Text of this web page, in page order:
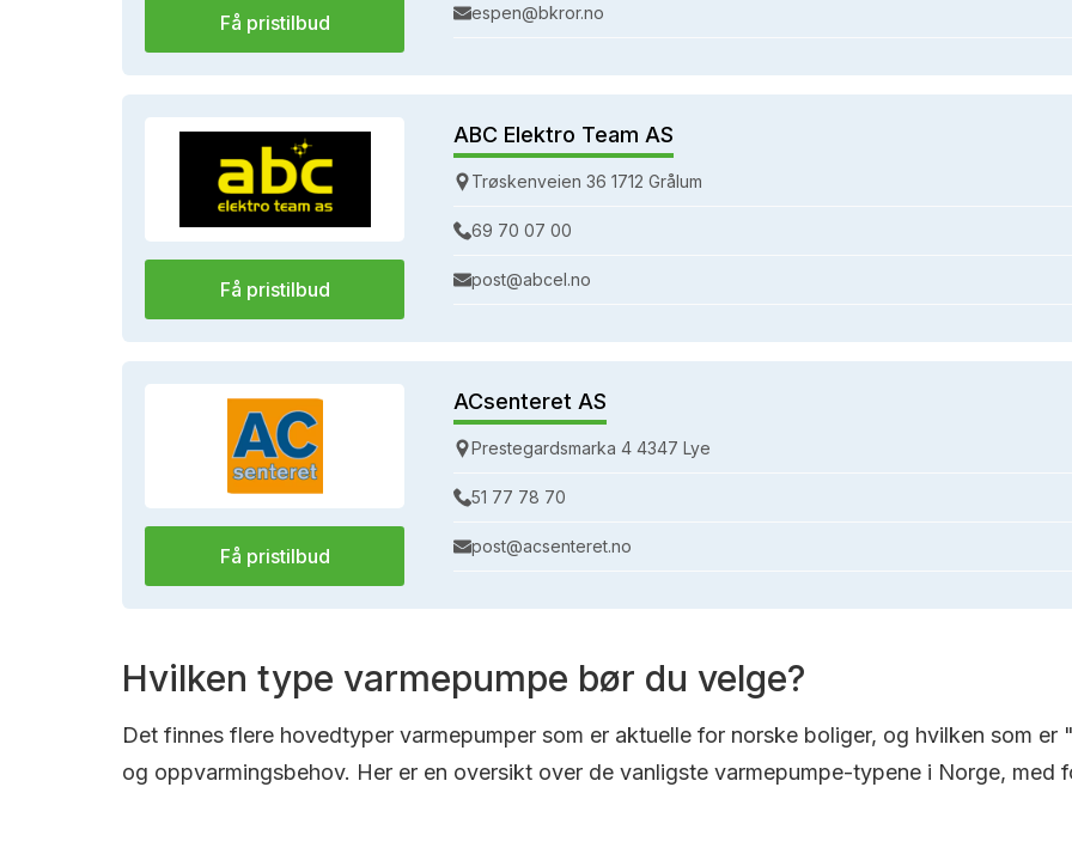
Få pristilbud espen@bkror.no
Få pristilbud
ABC Elektro Team AS
Trøskenveien 36 1712 Grålum
69 70 07 00
post@abcel.no
Få pristilbud
ACsenteret AS
Prestegardsmarka 4 4347 Lye
51 77 78 70
post@acsenteret.no
Hvilken type varmepumpe bør du velge?
Det finnes flere hovedtyper varmepumper som er aktuelle for norske boliger, og hvilken som er
og oppvarmingsbehov. Her er en oversikt over de vanligste varmepumpe-typene i Norge, med